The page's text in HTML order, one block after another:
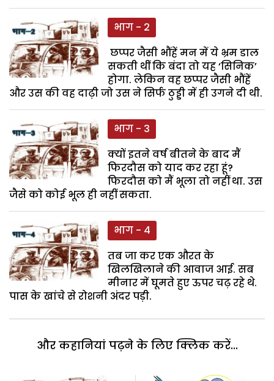
भाग - 2
छप्पर जैसी भौंहें मन में ये भ्रम डाल
सकती थीं कि बंदा तो यह ‘सिनिक’
होगा. लेकिन वह छप्पर जैसी भौंहें
और उस की वह दाढ़ी जो उस ने सिर्फ ठुड्डी में ही उगने दी थी.
भाग - 3
क्यों इतने वर्ष बीतने के बाद मैं
फिरदौस को याद कर रहा हूं?
फिरदौस को मैं भूला तो नहीं था. उस
जैसे को कोई भूल ही नहीं सकता.
भाग - 4
तब जा कर एक औरत के
खिलखिलाने की आवाज आई. सब
मीनार में घूमते हुए ऊपर चढ़ रहे थे.
पास के खांचे से रोशनी अंदर पड़ी.
और कहानियां पढ़ने के लिए क्लिक करें...